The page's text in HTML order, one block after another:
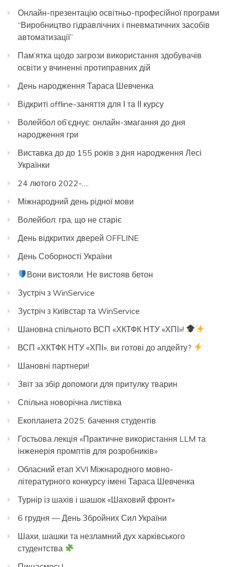
Онлайн-презентацію освітньо-професійної програми
“Виробництво гідравлічних і пневматичних засобів
автоматизації”
Пам’ятка щодо загрози використання здобувачів
освіти у вчиненні протиправних дій
День народження Тараса Шевченка
Відкриті offline-заняття для І та ІІ курсу
Волейбол об’єднує: онлайн-змагання до дня
народження гри
Виставка до до 155 років з дня народження Лесі
Українки
24 лютого 2022-….
Міжнародний день рідної мови
Волейбол: гра, що не старіє
День відкритих дверей OFFLINE
День Соборності України
Вони вистояли. Не вистояв бетон
Зустріч з WinService
Зустріч з Kиївстар та WinService
Шановна спільното ВСП «ХКТФК НТУ «ХПІ»!
ВСП «ХКТФК НТУ «ХПІ», ви готові до апдейту?
Шановні партнери!
Звіт за збір допомоги для притулку тварин
Спільна новорічна листівка
Екопланета 2025: бачення студентів
Гостьова лекція «Практичне використання LLM та
інженерія промптів для розробників»
Обласний етап XVI Міжнародного мовно-
літературного конкурсу імені Тараса Шевченка
Турнір із шахів і шашок «Шаховий фронт»
6 грудня — День Збройних Сил України
Шахи, шашки та незламний дух харківського
студентства